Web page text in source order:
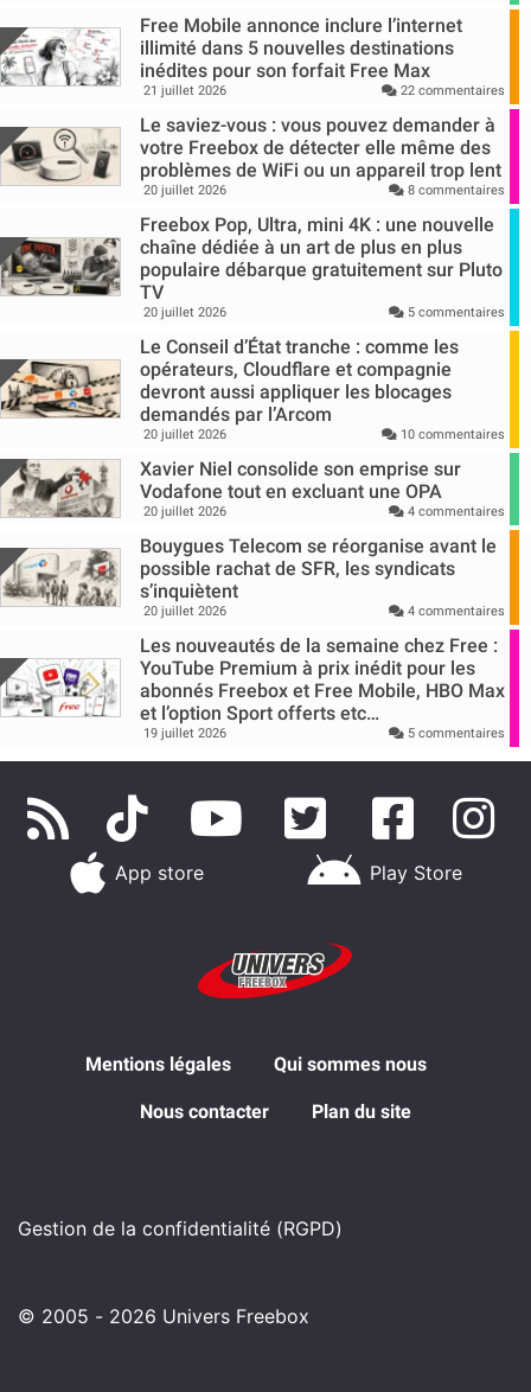
Free Mobile annonce inclure l’internet
illimité dans 5 nouvelles destinations
inédites pour son forfait Free Max
21 juillet 2026 22 commentaires
Le saviez-vous : vous pouvez demander à
votre Freebox de détecter elle même des
problèmes de WiFi ou un appareil trop lent
20 juillet 2026 8 commentaires
Freebox Pop, Ultra, mini 4K : une nouvelle
chaîne dédiée à un art de plus en plus
populaire débarque gratuitement sur Pluto
TV
20 juillet 2026 5 commentaires
Le Conseil d’État tranche : comme les
opérateurs, Cloudflare et compagnie
devront aussi appliquer les blocages
demandés par l’Arcom
20 juillet 2026 10 commentaires
Xavier Niel consolide son emprise sur
Vodafone tout en excluant une OPA
20 juillet 2026 4 commentaires
Bouygues Telecom se réorganise avant le
possible rachat de SFR, les syndicats
s’inquiètent
20 juillet 2026 4 commentaires
Les nouveautés de la semaine chez Free :
YouTube Premium à prix inédit pour les
abonnés Freebox et Free Mobile, HBO Max
et l’option Sport offerts etc…
19 juillet 2026 5 commentaires
App store Play Store
Mentions légales Qui sommes nous
Nous contacter Plan du site
Gestion de la confidentialité (RGPD)
© 2005 - 2026 Univers Freebox